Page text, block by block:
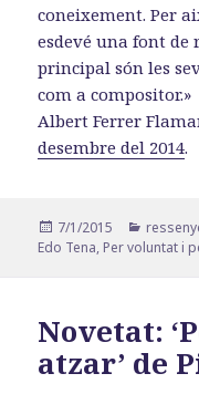
coneixement. Per
esdevé una font de
principal són les
com a compositor.»
Albert Ferrer
desembre del 2014.
Publicat
el
7/1/2015
Edo Tena, Per voluntat i
Novetat:
atzar’ de